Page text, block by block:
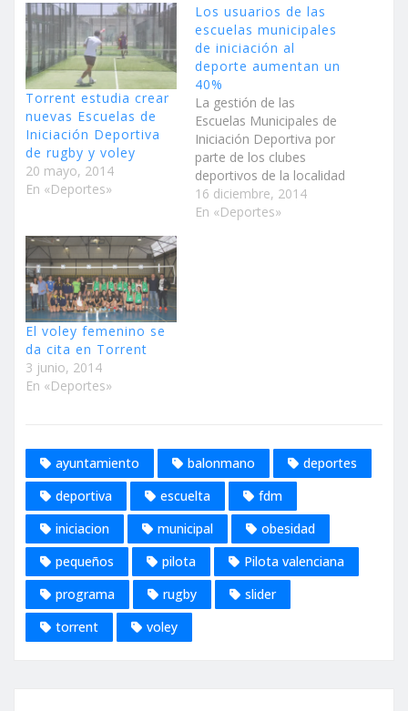
Torrent estudia crear
nuevas Escuelas de
Iniciación Deportiva
de rugby y voley
20 mayo, 2014
En «Deportes»
Los usuarios de las
escuelas municipales
de iniciación al
deporte aumentan un
40%
La gestión de las
Escuelas Municipales de
Iniciación Deportiva por
parte de los clubes
deportivos de la localidad
ha supuesto un
significativo aumento de
16 diciembre, 2014
En «Deportes»
El voley femenino se
da cita en Torrent
3 junio, 2014
En «Deportes»
ayuntamiento balonmano
deportes
deportiva
escuelta
fdm
iniciacion
municipal
obesidad
pequeños
pilota
Pilota valenciana
programa
rugby
slider
torrent
voley